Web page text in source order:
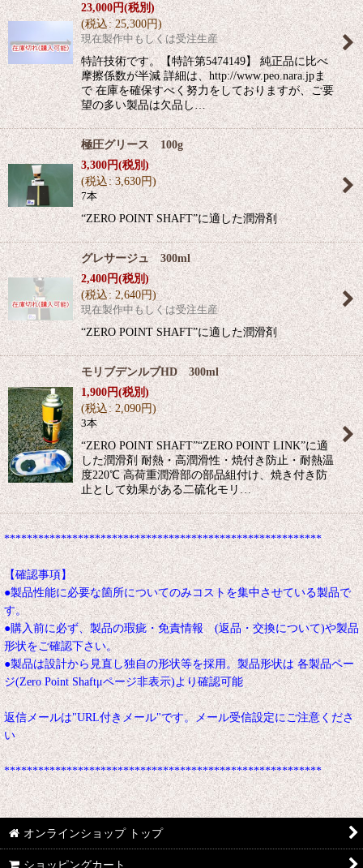
23,000円(税別)
(税込: 25,300円)
現在製作中もしくは受注生産
特許技術です。【特許第5474149】 純正品に比べ
摩擦係数が半減 詳細は、http://www.peo.nara.jpま
で 在庫を確保すべく努力をしておりますが、ご要
望の多い製品は欠品し…
極圧グリース 100g
3,300円(税別)
(税込: 3,630円)
7本
“ZERO POINT SHAFT”に適した潤滑剤
グレサージュ 300ml
2,400円(税別)
(税込: 2,640円)
現在製作中もしくは受注生産
“ZERO POINT SHAFT”に適した潤滑剤
モリブデンルブHD 300ml
1,900円(税別)
(税込: 2,090円)
3本
“ZERO POINT SHAFT”“ZERO POINT LINK”に適
した潤滑剤 耐熱・高潤滑性・焼付き防止・耐熱温
度220℃ 高荷重潤滑部の部品組付け、焼き付き防
止として効果がある二硫化モリ…
********************************************************
【確認事項】
●製品性能に必要な箇所についてのみコストを集中させている製品で
す。
●購入前に必ず、製品の瑕疵・免責情報 (返品・交換について)や製品
形状をご確認下さい。
●製品は設計から見直し独自の形状等を採用。製品形状は 各製品ペー
ジ(Zero Point Shaftμページ非表示)より確認可能
返信メールは"URL付きメール"です。メール受信設定にご注意くださ
い
********************************************************
オンラインショップ トップ
ショッピングカート